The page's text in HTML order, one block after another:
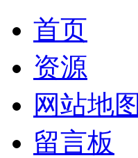
首页
资源
网站地图
留言板